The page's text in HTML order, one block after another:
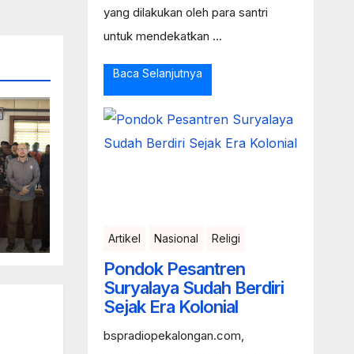
yang dilakukan oleh para santri
untuk mendekatkan ...
Baca Selanjutnya
Artikel Nasional Religi
Pondok Pesantren
Suryalaya Sudah Berdiri
Sejak Era Kolonial
bspradiopekalongan.com,